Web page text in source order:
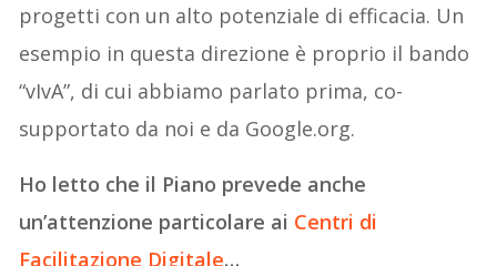
progetti con un alto potenziale di efficacia. Un
esempio in questa direzione è proprio il bando
“vIvA”, di cui abbiamo parlato prima, co-
supportato da noi e da Google.org.
Ho letto che il Piano prevede anche
un’attenzione particolare ai Centri di
Facilitazione Digitale…